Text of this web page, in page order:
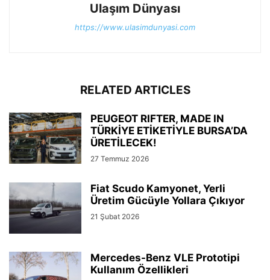
Ulaşım Dünyası
https://www.ulasimdunyasi.com
RELATED ARTICLES
PEUGEOT RIFTER, MADE IN
TÜRKİYE ETİKETİYLE BURSA’DA
ÜRETİLECEK!
27 Temmuz 2026
Fiat Scudo Kamyonet, Yerli
Üretim Gücüyle Yollara Çıkıyor
21 Şubat 2026
Mercedes-Benz VLE Prototipi
Kullanım Özellikleri